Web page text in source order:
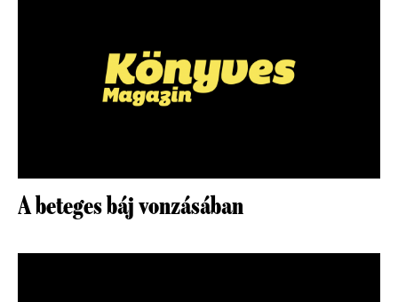
A beteges báj vonzásában